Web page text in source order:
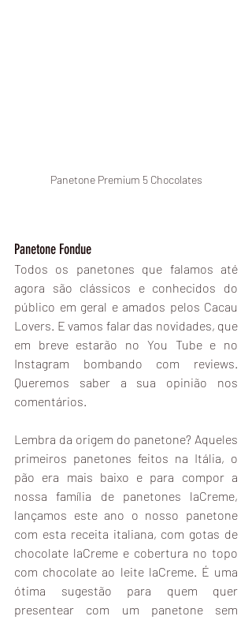
Panetone Premium 5 Chocolates
Panetone Fondue
Todos os panetones que falamos até
agora são clássicos e conhecidos do
público em geral e amados pelos Cacau
Lovers. E vamos falar das novidades, que
em breve estarão no You Tube e no
Instagram bombando com reviews.
Queremos saber a sua opinião nos
comentários.
Lembra da origem do panetone? Aqueles
primeiros panetones feitos na Itália, o
pão era mais baixo e para compor a
nossa família de panetones laCreme,
lançamos este ano o nosso panetone
com esta receita italiana, com gotas de
chocolate laCreme e cobertura no topo
com chocolate ao leite laCreme. É uma
ótima sugestão para quem quer
presentear com um panetone sem